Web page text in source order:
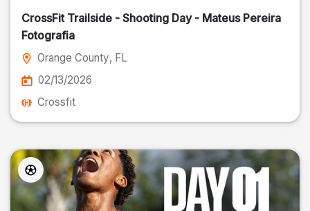
CrossFit Trailside - Shooting Day - Mateus Pereira
Fotografia
Orange County, FL
02/13/2026
Crossfit